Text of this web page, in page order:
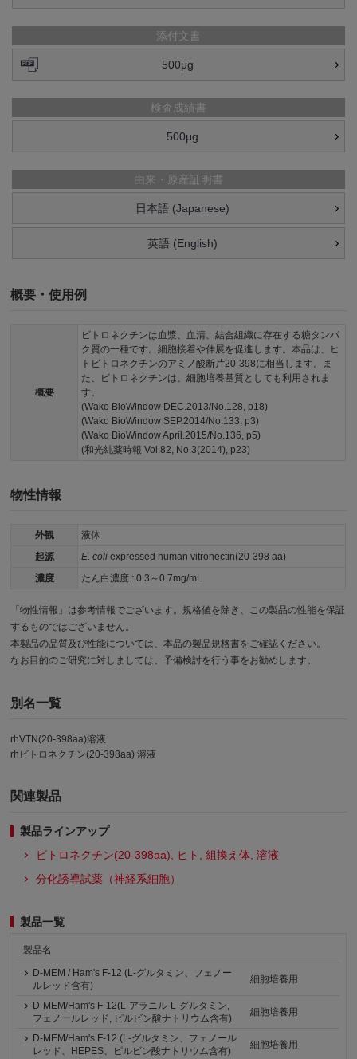
添付文書
500μg
検査成績書
500μg
由来・原産証明書
日本語 (Japanese)
英語 (English)
概要・使用例
概要
ビトロネクチンは血漿、血清、結合組織に存在する糖タンパ
ク質の一種です。細胞接着や伸展を促進します。本品は、ヒ
トビトロネクチンのアミノ酸断片20-398に相当します。ま
た、ビトロネクチンは、細胞培養基質としても利用されま
す。
(Wako BioWindow DEC.2013/No.128, p18)
(Wako BioWindow SEP.2014/No.133, p3)
(Wako BioWindow April.2015/No.136, p5)
(和光純薬時報 Vol.82, No.3(2014), p23)
物性情報
外観
液体
起源
E. coliexpressed human vitronectin(20-398 aa)
濃度
たん白濃度 : 0.3～0.7mg/mL
「物性情報」は参考情報でございます。規格値を除き、この製品の性能を保証
するものではございません。
本製品の品質及び性能については、本品の製品規格書をご確認ください。
なお目的のご研究に対しましては、予備検討を行う事をお勧めします。
別名一覧
rhVTN(20-398aa)溶液
rhビトロネクチン(20-398aa) 溶液
関連製品
製品ラインアップ
ビトロネクチン(20-398aa), ヒト, 組換え体, 溶液
分化誘導試薬（神経系細胞）
製品一覧
製品名
D-MEM / Ham's F-12 (L-グルタミン、フェノー
ルレッド含有)
細胞培養用
D-MEM/Ham's F-12(L-アラニル-L-グルタミン,
フェノールレッド, ピルビン酸ナトリウム含有)
細胞培養用
D-MEM/Ham's F-12 (L-グルタミン、フェノール
レッド、HEPES、ピルビン酸ナトリウム含有)
細胞培養用